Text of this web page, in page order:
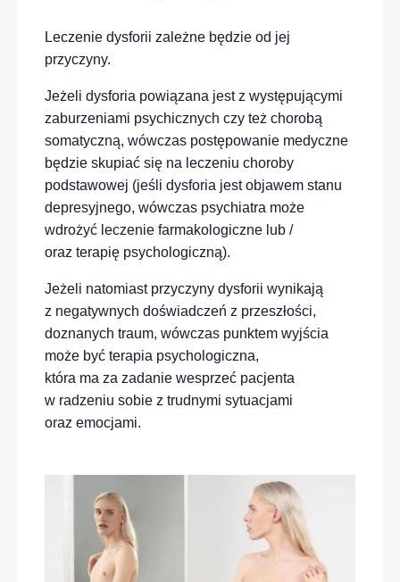
Leczenie dysforii zależne będzie od jej
przyczyny.
Jeżeli dysforia powiązana jest z występującymi
zaburzeniami psychicznych czy też chorobą
somatyczną, wówczas postępowanie medyczne
będzie skupiać się na leczeniu choroby
podstawowej (jeśli dysforia jest objawem stanu
depresyjnego, wówczas psychiatra może
wdrożyć leczenie farmakologiczne lub /
oraz terapię psychologiczną).
Jeżeli natomiast przyczyny dysforii wynikają
z negatywnych doświadczeń z przeszłości,
doznanych traum, wówczas punktem wyjścia
może być terapia psychologiczna,
która ma za zadanie wesprzeć pacjenta
w radzeniu sobie z trudnymi sytuacjami
oraz emocjami.